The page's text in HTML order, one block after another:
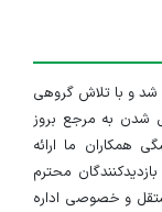
تاریخ ۱۳۹۱/۱/۱۰ راه اندازی شد و با تلاش گروهی
شدن به مرجع بروز
ما ارائه
محترم
و خصوصی اداره